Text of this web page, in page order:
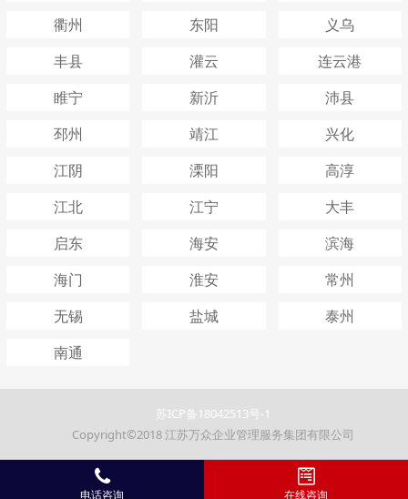
衢州
东阳
义乌
丰县
灌云
连云港
睢宁
新沂
沛县
邳州
靖江
兴化
江阴
溧阳
高淳
江北
江宁
大丰
启东
海安
滨海
海门
淮安
常州
无锡
盐城
泰州
南通
苏ICP备18042513号-1
Copyright©2018 江苏万众企业管理服务集团有限公司
电话咨询 在线咨询